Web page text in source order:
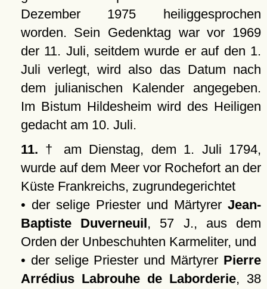
Dezember 1975 heiliggesprochen
worden. Sein Gedenktag war vor 1969
der 11. Juli, seitdem wurde er auf den 1.
Juli verlegt, wird also das Datum nach
dem julianischen Kalender angegeben.
Im Bistum Hildesheim wird des Heiligen
gedacht am 10. Juli.
11. † am Dienstag, dem 1. Juli 1794,
wurde auf dem Meer vor Rochefort an der
Küste Frankreichs, zugrundegerichtet
• der selige Priester und Märtyrer Jean-
Baptiste Duverneuil, 57 J., aus dem
Orden der Unbeschuhten Karmeliter, und
• der selige Priester und Märtyrer Pierre
Arrédius Labrouhe de Laborderie, 38